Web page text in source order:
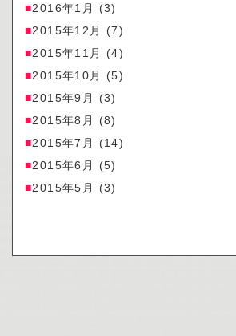
2016年1月
(3)
2015年12月
(7)
2015年11月
(4)
2015年10月
(5)
2015年9月
(3)
2015年8月
(8)
2015年7月
(14)
2015年6月
(5)
2015年5月
(3)